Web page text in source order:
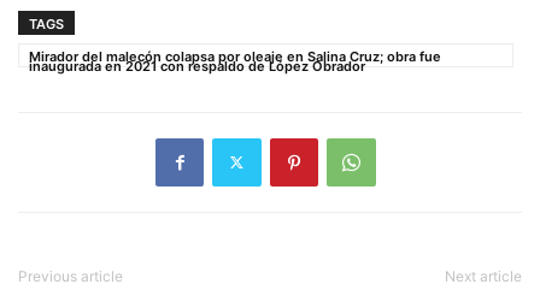
TAGS
Mirador del malecón colapsa por oleaje en Salina Cruz; obra fue
inaugurada en 2021 con respaldo de López Obrador
Previous article Next article